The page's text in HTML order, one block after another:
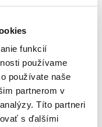
funkcií
používame
používate naše
partnerom v
Títo partneri
s ďalšími
Stiahnuť
ZSE